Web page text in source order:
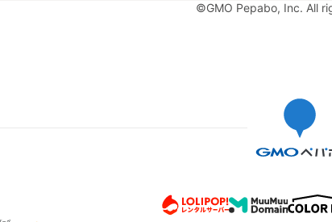
©GMO Pepabo, Inc. All